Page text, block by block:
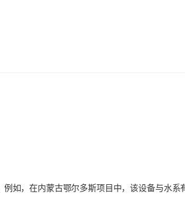
如，在内蒙古鄂尔多斯项目中，该设备与水系